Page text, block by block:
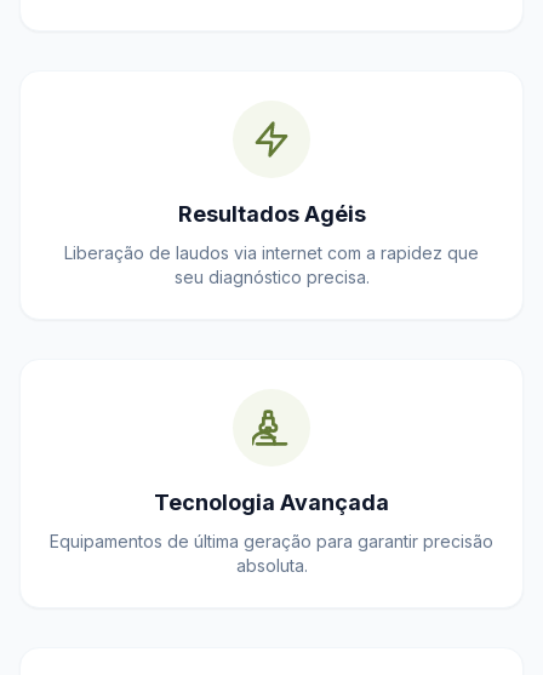
Resultados Agéis
Liberação de laudos via internet com a rapidez que
seu diagnóstico precisa.
Tecnologia Avançada
Equipamentos de última geração para garantir precisão
absoluta.